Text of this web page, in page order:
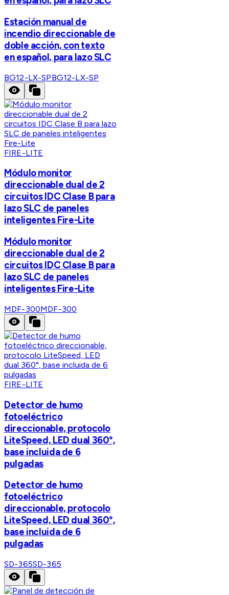
Estación manual de
incendio direccionable de
doble acción, con texto
en español, para lazo SLC
BG12-LX-SPBG12-LX-SP
FIRE-LITE
Módulo monitor
direccionable dual de 2
circuitos IDC Clase B para
lazo SLC de paneles
inteligentes Fire-Lite
Módulo monitor
direccionable dual de 2
circuitos IDC Clase B para
lazo SLC de paneles
inteligentes Fire-Lite
MDF-300MDF-300
FIRE-LITE
Detector de humo
fotoeléctrico
direccionable, protocolo
LiteSpeed, LED dual 360°,
base incluida de 6
pulgadas
Detector de humo
fotoeléctrico
direccionable, protocolo
LiteSpeed, LED dual 360°,
base incluida de 6
pulgadas
SD-365SD-365